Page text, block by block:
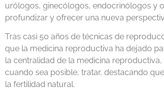
urólogos, ginecólogos, endocrinólogos y
profundizar y ofrecer una nueva
Tras casi 50 años de técnicas de
que la medicina reproductiva ha dejado
la centralidad de la medicina
cuando sea posible, tratar, destacando
la fertilidad natural.